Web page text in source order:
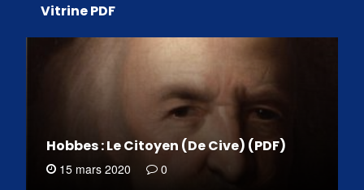
Vitrine PDF
Hobbes : Le Citoyen (De Cive) (PDF)
15 mars 2020 0